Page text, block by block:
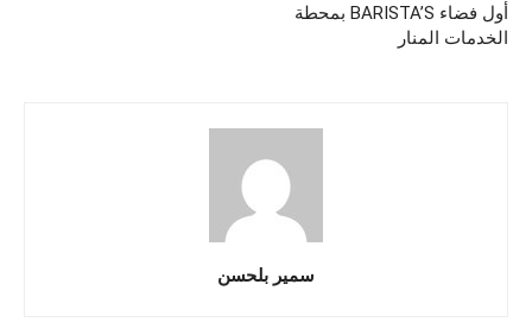
أول فضاء BARISTA’S بمحطة
الخدمات المنار
سمير بلحسن